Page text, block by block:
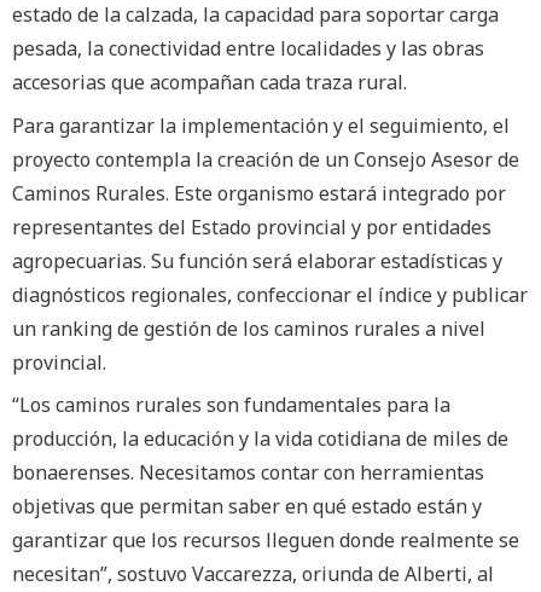
estado de la calzada, la capacidad para soportar carga
pesada, la conectividad entre localidades y las obras
accesorias que acompañan cada traza rural.
Para garantizar la implementación y el seguimiento, el
proyecto contempla la creación de un Consejo Asesor de
Caminos Rurales. Este organismo estará integrado por
representantes del Estado provincial y por entidades
agropecuarias. Su función será elaborar estadísticas y
diagnósticos regionales, confeccionar el índice y publicar
un ranking de gestión de los caminos rurales a nivel
provincial.
“Los caminos rurales son fundamentales para la
producción, la educación y la vida cotidiana de miles de
bonaerenses. Necesitamos contar con herramientas
objetivas que permitan saber en qué estado están y
garantizar que los recursos lleguen donde realmente se
necesitan”, sostuvo Vaccarezza, oriunda de Alberti, al